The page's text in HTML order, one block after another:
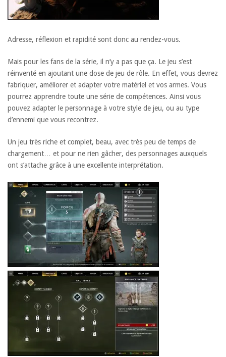
Adresse, réflexion et rapidité sont donc au rendez-vous.
Mais pour les fans de la série, il n’y a pas que ça. Le jeu s’est
réinventé en ajoutant une dose de jeu de rôle. En effet, vous devrez
fabriquer, améliorer et adapter votre matériel et vos armes. Vous
pourrez apprendre toute une série de compétences. Ainsi vous
pouvez adapter le personnage à votre style de jeu, ou au type
d’ennemi que vous recontrez.
Un jeu très riche et complet, beau, avec très peu de temps de
chargement… et pour ne rien gâcher, des personnages auxquels
ont s’attache grâce à une excellente interprétation.